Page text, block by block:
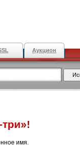
Аукцион
имя.